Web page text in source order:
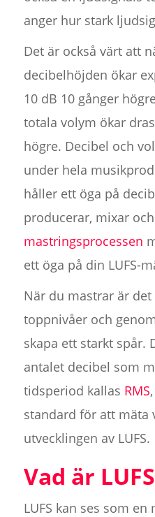
anger hur stark
Det är också värt att
decibelhöjden ökar
10 dB 10 gånger
totala volym ökar
högre. Decibel och
under hela
håller ett öga på
producerar, mixar
mastringsprocessen
ett öga på din LUFS-
När du mastrar är
toppnivåer och
skapa ett starkt spår.
antalet decibel som
tidsperiod kallas RMS
standard för att mäta
utvecklingen av LUFS.
Vad är
LUFS kan ses som